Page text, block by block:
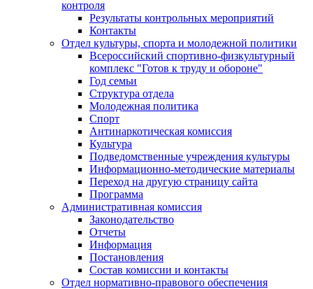
контроля
Результаты контрольных мероприятий
Контакты
Отдел культуры, спорта и молодежной политики
Всероссийский спортивно-физкультурный
комплекс "Готов к труду и обороне"
Год семьи
Структура отдела
Молодежная политика
Спорт
Антинаркотическая комиссия
Культура
Подведомственные учреждения культуры
Информационно-методические материалы
Переход на другую страницу сайта
Программа
Административная комиссия
Законодательство
Отчеты
Информация
Постановления
Состав комиссии и контакты
Отдел нормативно-правового обеспечения